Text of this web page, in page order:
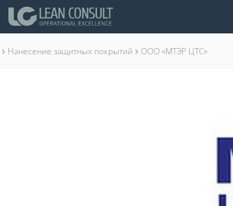
Нанесение защитных покрытий ООО «МТЭР ЦТС»